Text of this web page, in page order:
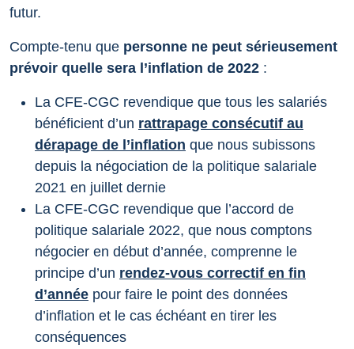
futur.
Compte-tenu que personne ne peut sérieusement
prévoir quelle sera l’inflation de 2022 :
La CFE-CGC revendique que tous les salariés
bénéficient d’un rattrapage consécutif au
dérapage de l’inflation que nous subissons
depuis la négociation de la politique salariale
2021 en juillet dernie
La CFE-CGC revendique que l’accord de
politique salariale 2022, que nous comptons
négocier en début d’année, comprenne le
principe d’un rendez-vous correctif en fin
d’année pour faire le point des données
d’inflation et le cas échéant en tirer les
conséquences